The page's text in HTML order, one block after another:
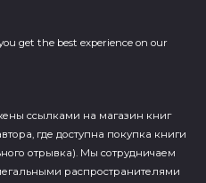
get the best experience on our
ссылками на магазин книг
где доступна покупка книги
отрывка). Мы сотрудничаем
распространителями